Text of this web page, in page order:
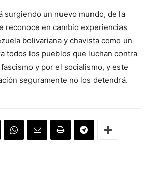
surgiendo un nuevo mundo, de la
reconoce en cambio experiencias
bolivariana y chavista como un
todos los pueblos que luchan contra
y por el socialismo, y este
seguramente no los detendrá.